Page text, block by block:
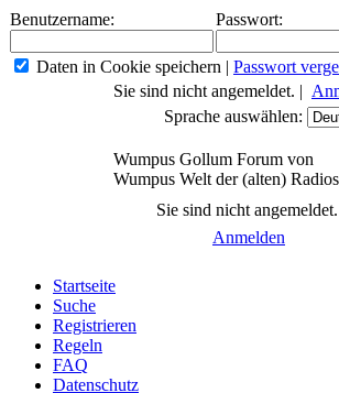
Benutzername: Passwort:
Daten in Cookie speichern | Passwort
Sie sind nicht angemeldet. |
Sprache auswählen:
Wumpus Gollum Forum von
Wumpus Welt der (alten) Radios
Sie sind nicht angemeldet.
Anmelden
Startseite
Suche
Registrieren
Regeln
FAQ
Datenschutz